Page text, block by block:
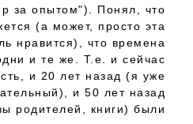
за опытом"). Понял, что
(а может, просто эта
нравится), что времена
и те же. Т.е. и сейчас
и 20 лет назад (я уже
и 50 лет назад
родителей, книги) были